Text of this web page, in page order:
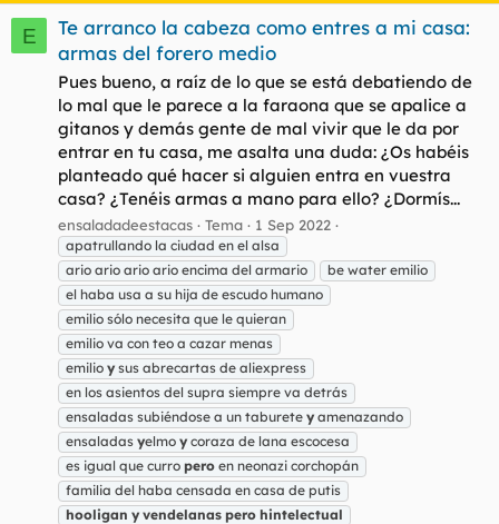
E
Te arranco la cabeza como entres a mi casa:
armas del forero medio
Pues bueno, a raíz de lo que se está debatiendo de
lo mal que le parece a la faraona que se apalice a
gitanos y demás gente de mal vivir que le da por
entrar en tu casa, me asalta una duda: ¿Os habéis
planteado qué hacer si alguien entra en vuestra
casa? ¿Tenéis armas a mano para ello? ¿Dormís...
ensaladadeestacas Tema 1 Sep 2022
apatrullando la ciudad en el alsa
ario ario ario ario encima del armario
be water emilio
el haba usa a su hija de escudo humano
emilio sólo necesita que le quieran
emilio va con teo a cazar menas
emilio y sus abrecartas de aliexpress
en los asientos del supra siempre va detrás
ensaladas subiéndose a un taburete y amenazando
ensaladas yelmo y coraza de lana escocesa
es igual que curro pero en neonazi corchopán
familia del haba censada en casa de putis
hooligan y vendelanas pero hintelectual